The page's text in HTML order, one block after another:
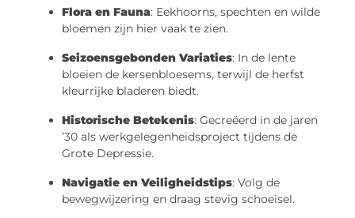
Flora en Fauna: Eekhoorns, spechten en wilde
bloemen zijn hier vaak te zien.
Seizoensgebonden Variaties: In de lente
bloeien de kersenbloesems, terwijl de herfst
kleurrijke bladeren biedt.
Historische Betekenis: Gecreëerd in de jaren
’30 als werkgelegenheidsproject tijdens de
Grote Depressie.
Navigatie en Veiligheidstips: Volg de
bewegwijzering en draag stevig schoeisel.